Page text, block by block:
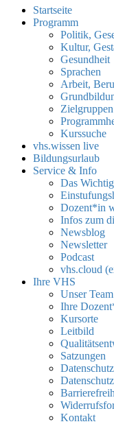
Startseite
Programm
Politik,
Kultur,
Gesundheit
Sprachen
Arbeit,
Zielgruppen
Kurssuche
vhs.wissen live
Bildungsurlaub
Service & Info
Das
Dozent*in
Infos zum
Newsblog
Newsletter
Podcast
vhs.cloud
Ihre VHS
Unser Team
Ihre
Kursorte
Leitbild
Satzungen
Datenschutz
Kontakt